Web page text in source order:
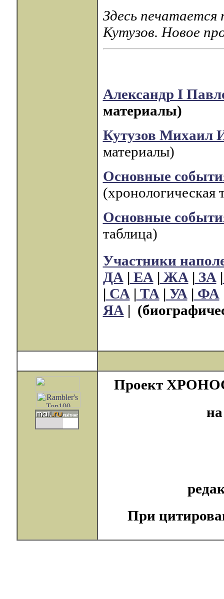
Здесь
Кутузов. Новое
Александр I
материалы)
Кутузов Михаил
материалы)
Основные
(хронологическая
Основные
таблица)
Участники
ДА | ЕА | ЖА | ЗА |
| СА | ТА | УА | ФА
ЯА |
Проект ХРОНОС
При